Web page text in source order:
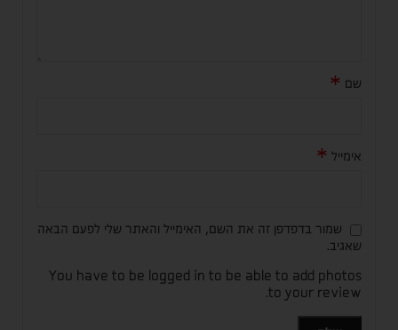
שם *
אימייל *
שמור בדפדפן זה את השם, האימייל והאתר שלי לפעם הבאה
שאגיב.
You have to be logged in to be able to add photos
to your review.